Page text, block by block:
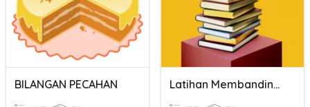
BILANGAN PECAHAN Latihan Membandingkan Dan Mengurutkan Pecahan